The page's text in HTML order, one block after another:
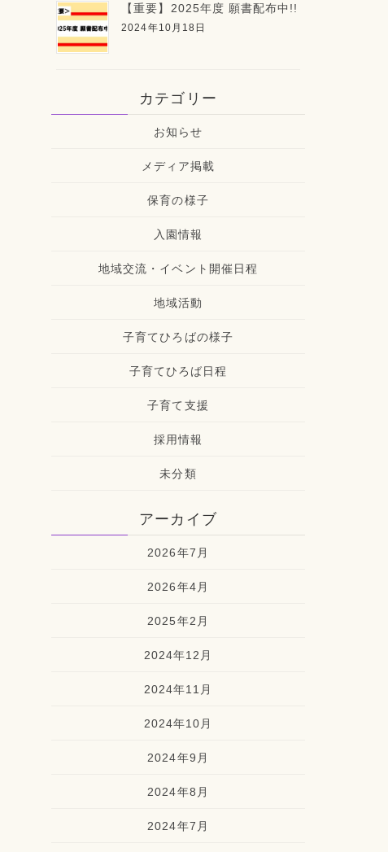
【重要】2025年度 願書配布中!!
2024年10月18日
カテゴリー
お知らせ
メディア掲載
保育の様子
入園情報
地域交流・イベント開催日程
地域活動
子育てひろばの様子
子育てひろば日程
子育て支援
採用情報
未分類
アーカイブ
2026年7月
2026年4月
2025年2月
2024年12月
2024年11月
2024年10月
2024年9月
2024年8月
2024年7月